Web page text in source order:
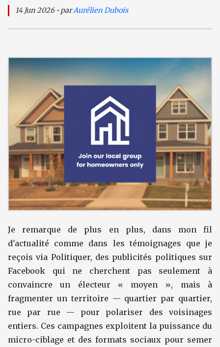
14 Jun 2026 • parAurélien Dubois
Je remarque de plus en plus, dans mon fil
d'actualité comme dans les témoignages que je
reçois via Politiquer, des publicités politiques sur
Facebook qui ne cherchent pas seulement à
convaincre un électeur « moyen », mais à
fragmenter un territoire — quartier par quartier,
rue par rue — pour polariser des voisinages
entiers. Ces campagnes exploitent la puissance du
micro-ciblage et des formats sociaux pour semer